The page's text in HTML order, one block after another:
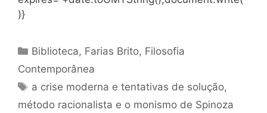
)}
Categorias
Biblioteca, Farias Brito, Filosofia
Contemporânea
Tags
a crise moderna e tentativas de solução,
método racionalista e o monismo de Spinoza